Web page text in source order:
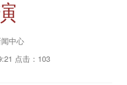
中心
点击： 103